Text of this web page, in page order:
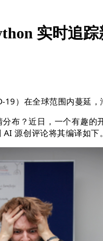
实时追
）在全球范围内蔓延，
？近日，一个有趣的
源创评论将其编译如下。